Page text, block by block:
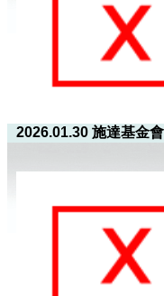
2026.01.30 施達基金